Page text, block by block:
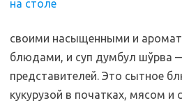
своими насыщенными и
блюдами, и суп думбул шўрва
представителей. Это сытное
кукурузой в початках, мясом